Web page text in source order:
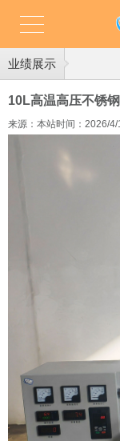
业绩展示
10L高温高压不锈
来源：本站时间：2026/